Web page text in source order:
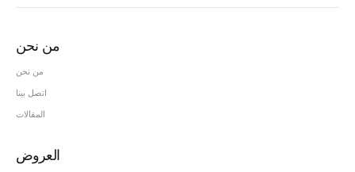
من نحن
من نحن
اتصل بينا
المقالات
العروض